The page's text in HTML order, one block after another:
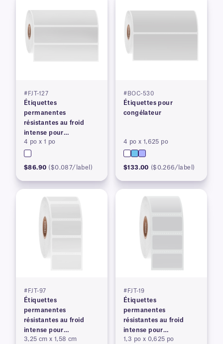
#FJT-127
Étiquettes
permanentes
résistantes au froid
intense pour
imprimantes à transfert
thermique
4 po x 1 po
$86.90 ($0.087/label)
#BOC-530
Étiquettes pour
congélateur
4 po x 1,625 po
$133.00 ($0.266/label)
#FJT-97
Étiquettes
permanentes
résistantes au froid
intense pour
imprimantes à transfert
3,25 cm x 1,58 cm
#FJT-19
Étiquettes
permanentes
résistantes au froid
intense pour
imprimantes à transfert
1,3 po x 0,625 po